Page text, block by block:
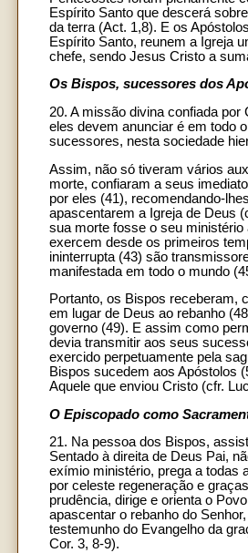
Espírito Santo que descerá
da terra (Act. 1,8). E os
Espírito Santo, reunem a Igreja
chefe, sendo Jesus Cristo a
Os Bispos, sucessores dos
20. A missão divina confiada
eles devem anunciar é em todo
sucessores, nesta sociedade
Assim, não só tiveram vários
morte, confiaram a seus
por eles (41), recomendando-
apascentarem a Igreja de Deus
sua morte fosse o seu
exercem desde os primeiros
ininterrupta (43) são
manifestada em todo o mundo
Portanto, os Bispos receberam,
em lugar de Deus ao rebanho
governo (49). E assim como
devia transmitir aos seus
exercido perpetuamente pela
Bispos sucedem aos Apóstolos
Aquele que enviou Cristo (cfr.
O Episcopado como
21. Na pessoa dos Bispos,
Sentado à direita de Deus Pai,
exímio ministério, prega a todas
por celeste regeneração e
prudência, dirige e orienta o
apascentar o rebanho do
testemunho do Evangelho da
Cor. 3, 8-9).